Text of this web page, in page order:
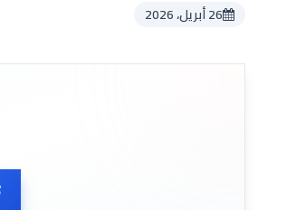
26 أبريل، 2026